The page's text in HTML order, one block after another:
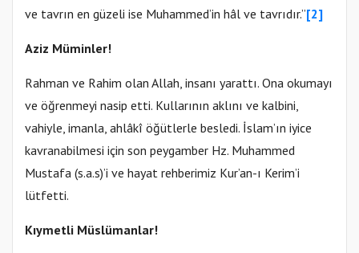
ve tavrın en güzeli ise Muhammed’in hâl ve tavrıdır.”[2]
Aziz Müminler!
Rahman ve Rahim olan Allah, insanı yarattı. Ona okumayı
ve öğrenmeyi nasip etti. Kullarının aklını ve kalbini,
vahiyle, imanla, ahlâkî öğütlerle besledi. İslam’ın iyice
kavranabilmesi için son peygamber Hz. Muhammed
Mustafa (s.a.s)’i ve hayat rehberimiz Kur’an-ı Kerim’i
lütfetti.
Kıymetli Müslümanlar!